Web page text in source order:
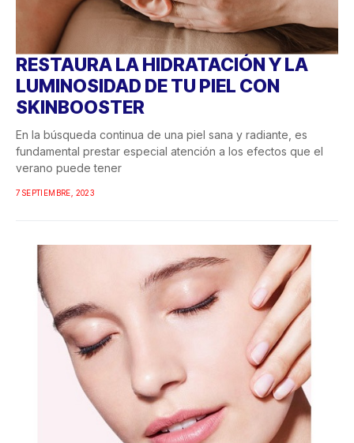
RESTAURA LA HIDRATACIÓN Y LA
LUMINOSIDAD DE TU PIEL CON
SKINBOOSTER
En la búsqueda continua de una piel sana y radiante, es
fundamental prestar especial atención a los efectos que el
verano puede tener
7 SEPTIEMBRE, 2023